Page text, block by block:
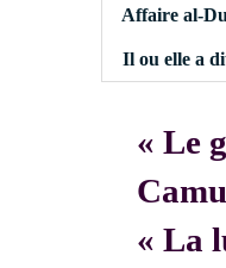
Affaire al-
Il ou elle a
« Le
« La